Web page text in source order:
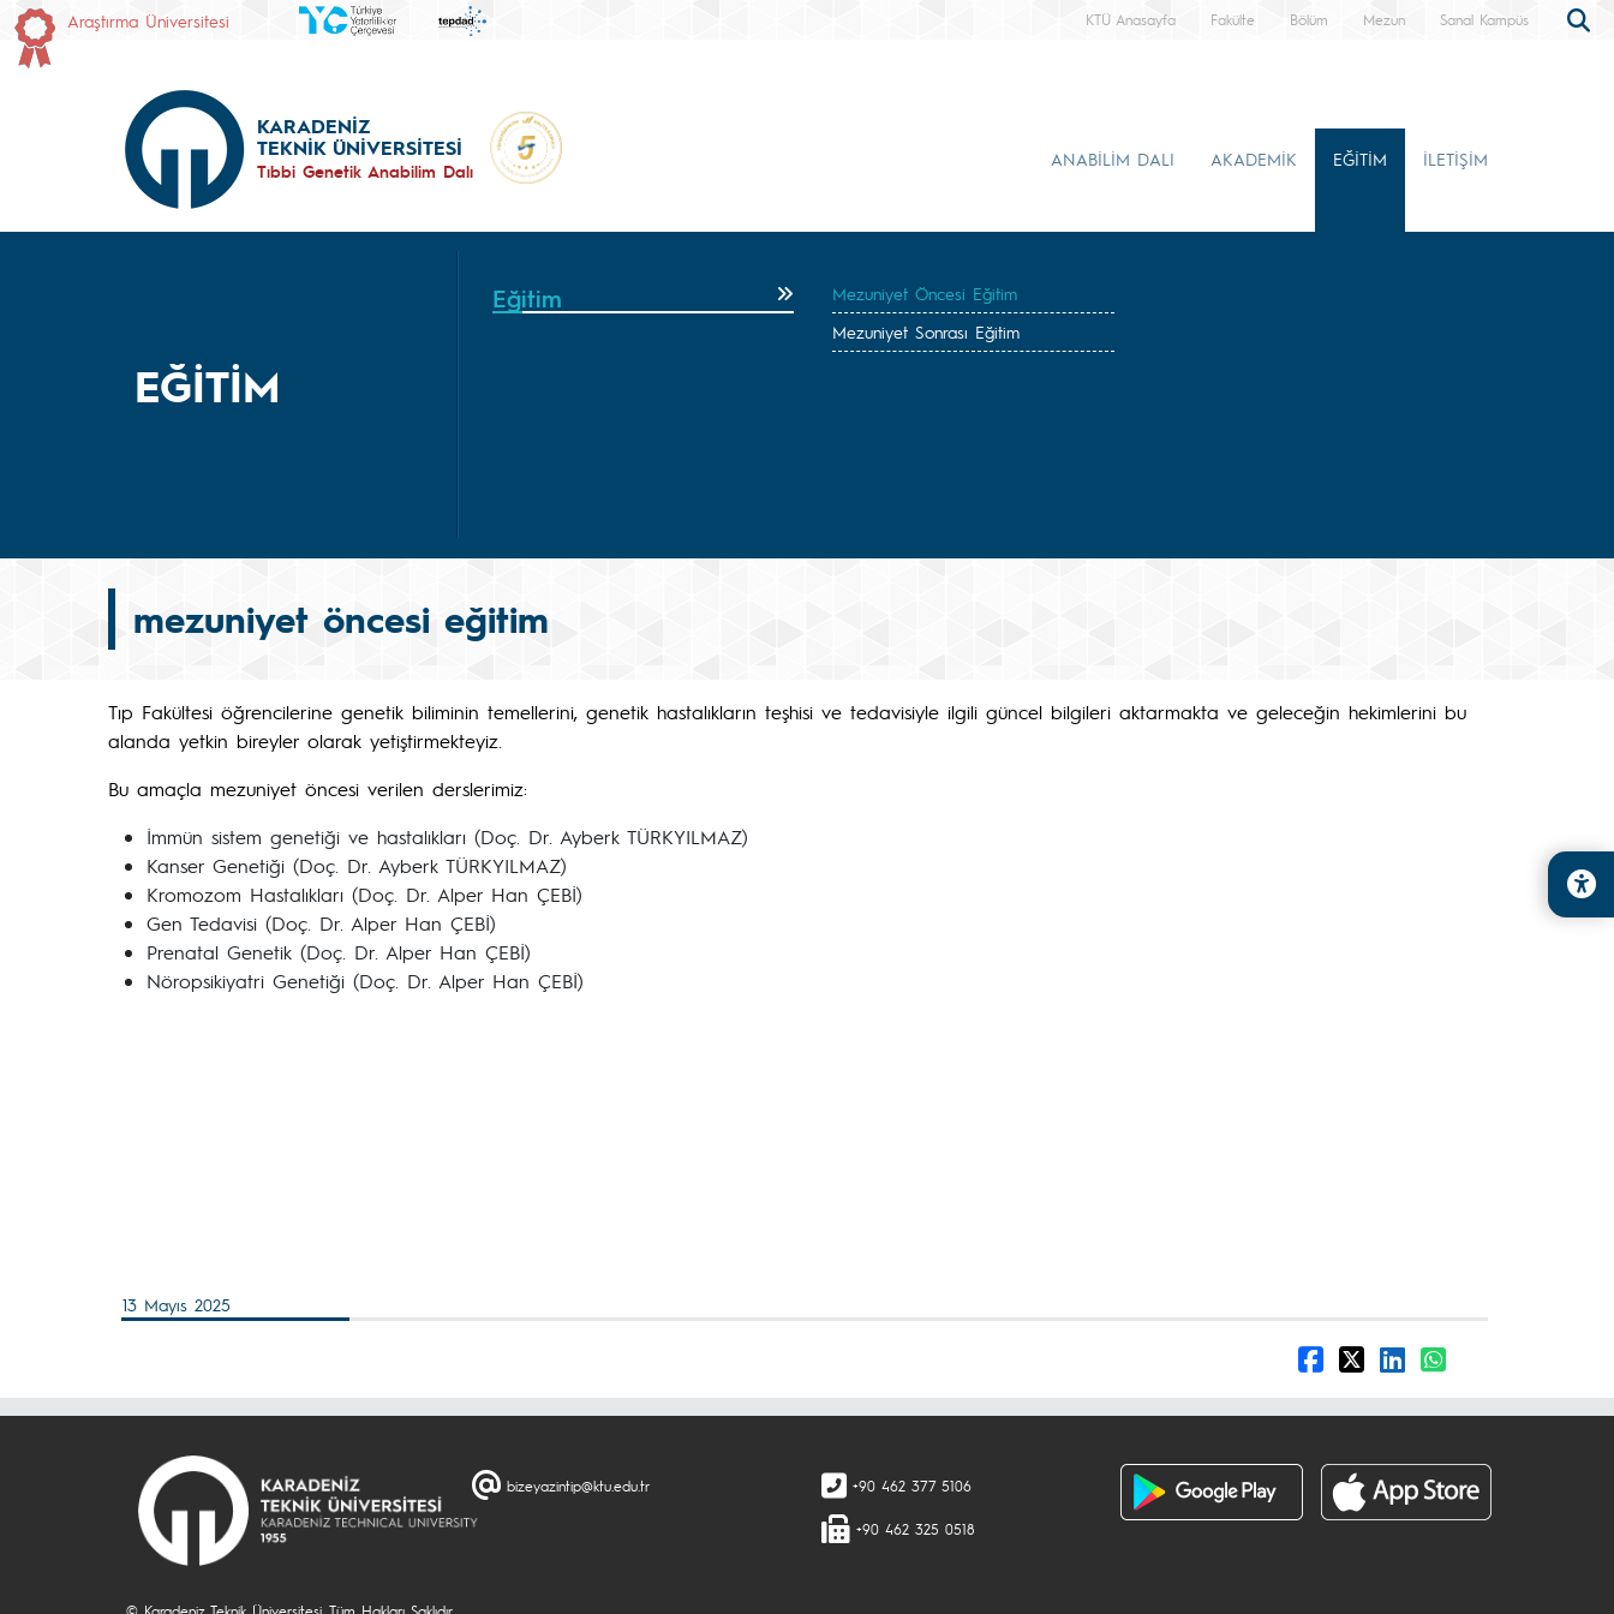
Araştırma Üniversitesi KTÜ Anasayfa Fakülte Bölüm Mezun Sanal Kampüs
KARADENİZ
TEKNİK ÜNİVERSİTESİ
Tıbbi Genetik Anabilim Dalı
ANABİLİM DALI AKADEMİK EĞİTİM İLETİŞİM
EĞİTİM
Eğitim
Mezuniyet Öncesi Eğitim
Mezuniyet Sonrası Eğitim
mezuniyet öncesi eğitim
Tıp Fakültesi öğrencilerine genetik biliminin temellerini, genetik hastalıkların teşhisi ve tedavisiyle ilgili güncel bilgileri aktarmakta ve geleceğin hekimlerini bu
alanda yetkin bireyler olarak yetiştirmekteyiz.
Bu amaçla mezuniyet öncesi verilen derslerimiz:
İmmün sistem genetiği ve hastalıkları (Doç. Dr. Ayberk TÜRKYILMAZ)
Kanser Genetiği (Doç. Dr. Ayberk TÜRKYILMAZ)
Kromozom Hastalıkları (Doç. Dr. Alper Han ÇEBİ)
Gen Tedavisi (Doç. Dr. Alper Han ÇEBİ)
Prenatal Genetik (Doç. Dr. Alper Han ÇEBİ)
Nöropsikiyatri Genetiği (Doç. Dr. Alper Han ÇEBİ)
13 Mayıs 2025
bizeyazintip@ktu.edu.tr +90 462 377 5106
+90 462 325 0518